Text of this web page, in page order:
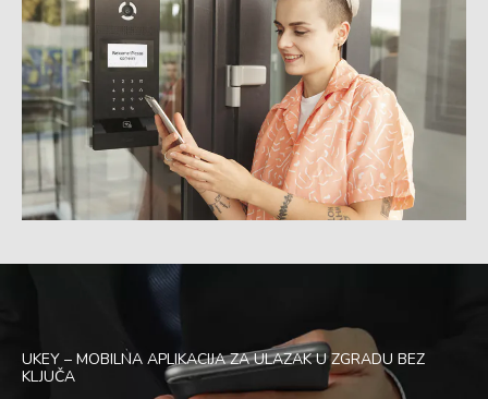
UKEY – MOBILNA APLIKACIJA ZA ULAZAK U ZGRADU BEZ
KLJUČA